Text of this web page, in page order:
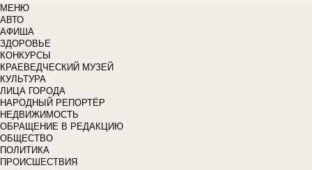
МЕНЮ
АВТО
АФИША
ЗДОРОВЬЕ
КОНКУРСЫ
КРАЕВЕДЧЕСКИЙ МУЗЕЙ
КУЛЬТУРА
ЛИЦА ГОРОДА
НАРОДНЫЙ РЕПОРТЁР
НЕДВИЖИМОСТЬ
ОБРАЩЕНИЕ В РЕДАКЦИЮ
ОБЩЕСТВО
ПОЛИТИКА
ПРОИСШЕСТВИЯ